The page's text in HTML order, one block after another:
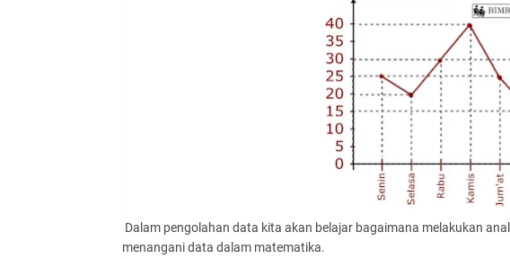
Dalam pengolahan data kita akan belajar bagaimana melakukan
menangani data dalam matematika.